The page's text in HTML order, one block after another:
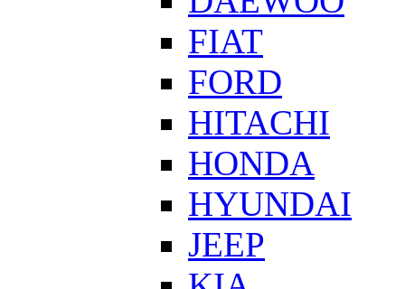
FIAT
FORD
HITACHI
HONDA
HYUNDAI
JEEP